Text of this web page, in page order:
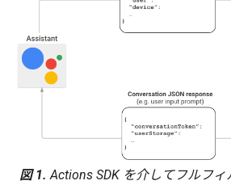
図 1. Actions SDK を介してフルフ